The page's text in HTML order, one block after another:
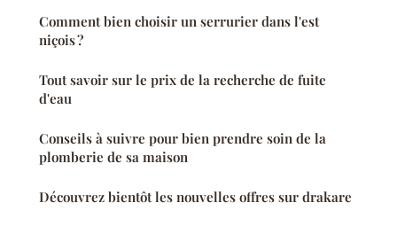
Comment bien choisir un serrurier dans l'est
niçois ?
Tout savoir sur le prix de la recherche de fuite
d'eau
Conseils à suivre pour bien prendre soin de la
plomberie de sa maison
Découvrez bientôt les nouvelles offres sur drakare